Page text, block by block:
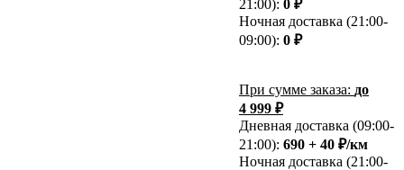
21:00): 0 ₽
Ночная доставка (21:00-
09:00): 0 ₽
При сумме заказа: до
4 999 ₽
Дневная доставка (09:00-
21:00): 690 + 40 ₽/км
Ночная доставка (21:00-